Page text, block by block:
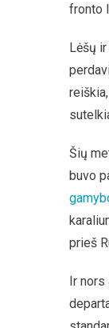
fronto
Lėšų
Šių
buvo
prieš
Ir nors